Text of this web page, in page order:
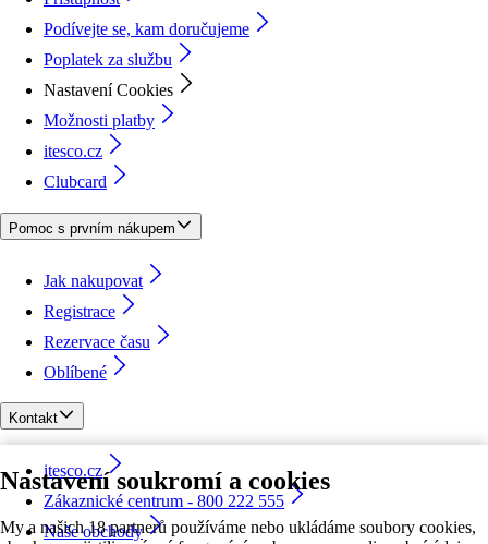
Nastavení soukromí a cookies
My a našich 18 partnerů používáme nebo ukládáme soubory cookies,
Podívejte se, kam doručujeme
Poplatek za službu
Nastavení Cookies
Možnosti platby
itesco.cz
Clubcard
Pomoc s prvním nákupem
Jak nakupovat
Registrace
Rezervace času
Oblíbené
Kontakt
itesco.cz
Zákaznické centrum - 800 222 555
Naše obchody